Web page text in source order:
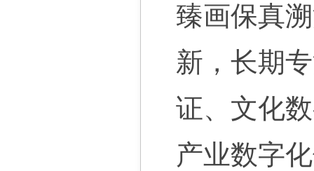
臻画保真
新，长期
证、文化
产业数字